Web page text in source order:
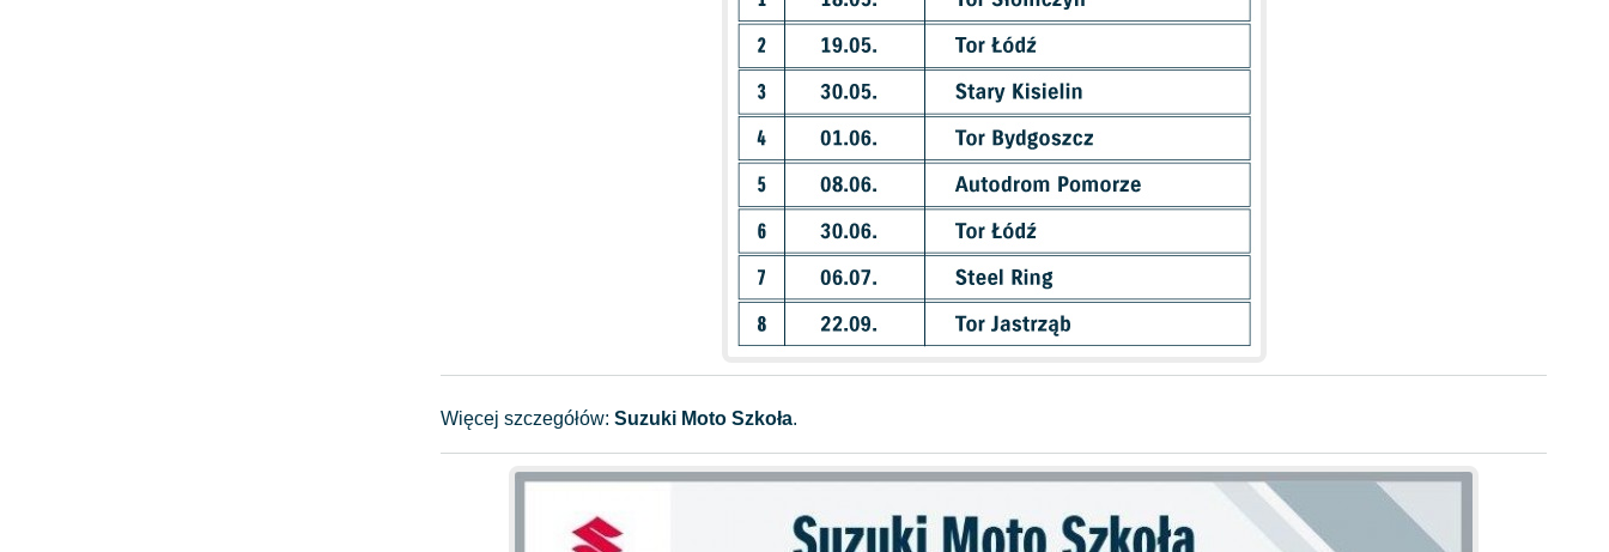
Więcej szczegółów:Suzuki Moto Szkoła.